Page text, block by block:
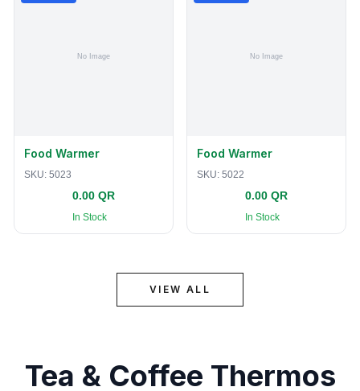
Food Warmer
SKU: 5023
0.00 QR
In Stock
Food Warmer
SKU: 5022
0.00 QR
In Stock
VIEW ALL
Tea & Coffee Thermos